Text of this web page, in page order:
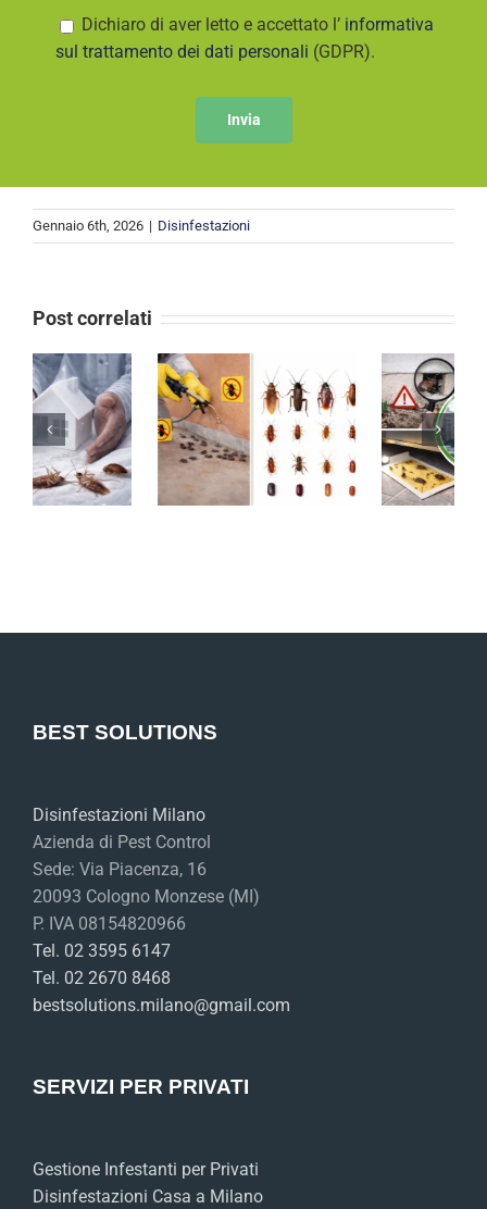
Dichiaro di aver letto e accettato l’ informativa
sul trattamento dei dati personali (GDPR).
Gennaio 6th, 2026 | Disinfestazioni
Post correlati
BEST SOLUTIONS
Disinfestazioni Milano
Azienda di Pest Control
Sede: Via Piacenza, 16
20093 Cologno Monzese (MI)
P. IVA 08154820966
Tel. 02 3595 6147
Tel. 02 2670 8468
bestsolutions.milano@gmail.com
SERVIZI PER PRIVATI
Gestione Infestanti per Privati
Disinfestazioni Casa a Milano